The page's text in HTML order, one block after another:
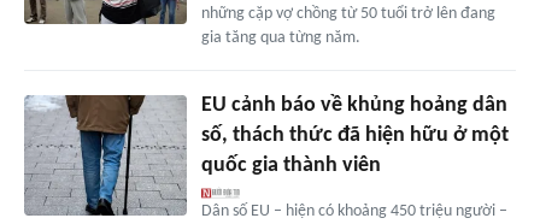
những cặp vợ chồng từ 50 tuổi trở lên đang
gia tăng qua từng năm.
EU cảnh báo về khủng hoảng dân
số, thách thức đã hiện hữu ở một
quốc gia thành viên
Dân số EU – hiện có khoảng 450 triệu người –